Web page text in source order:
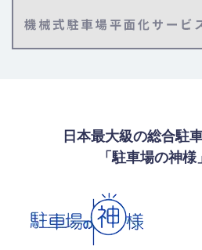
日本最大級の総合駐
「駐車場の神様